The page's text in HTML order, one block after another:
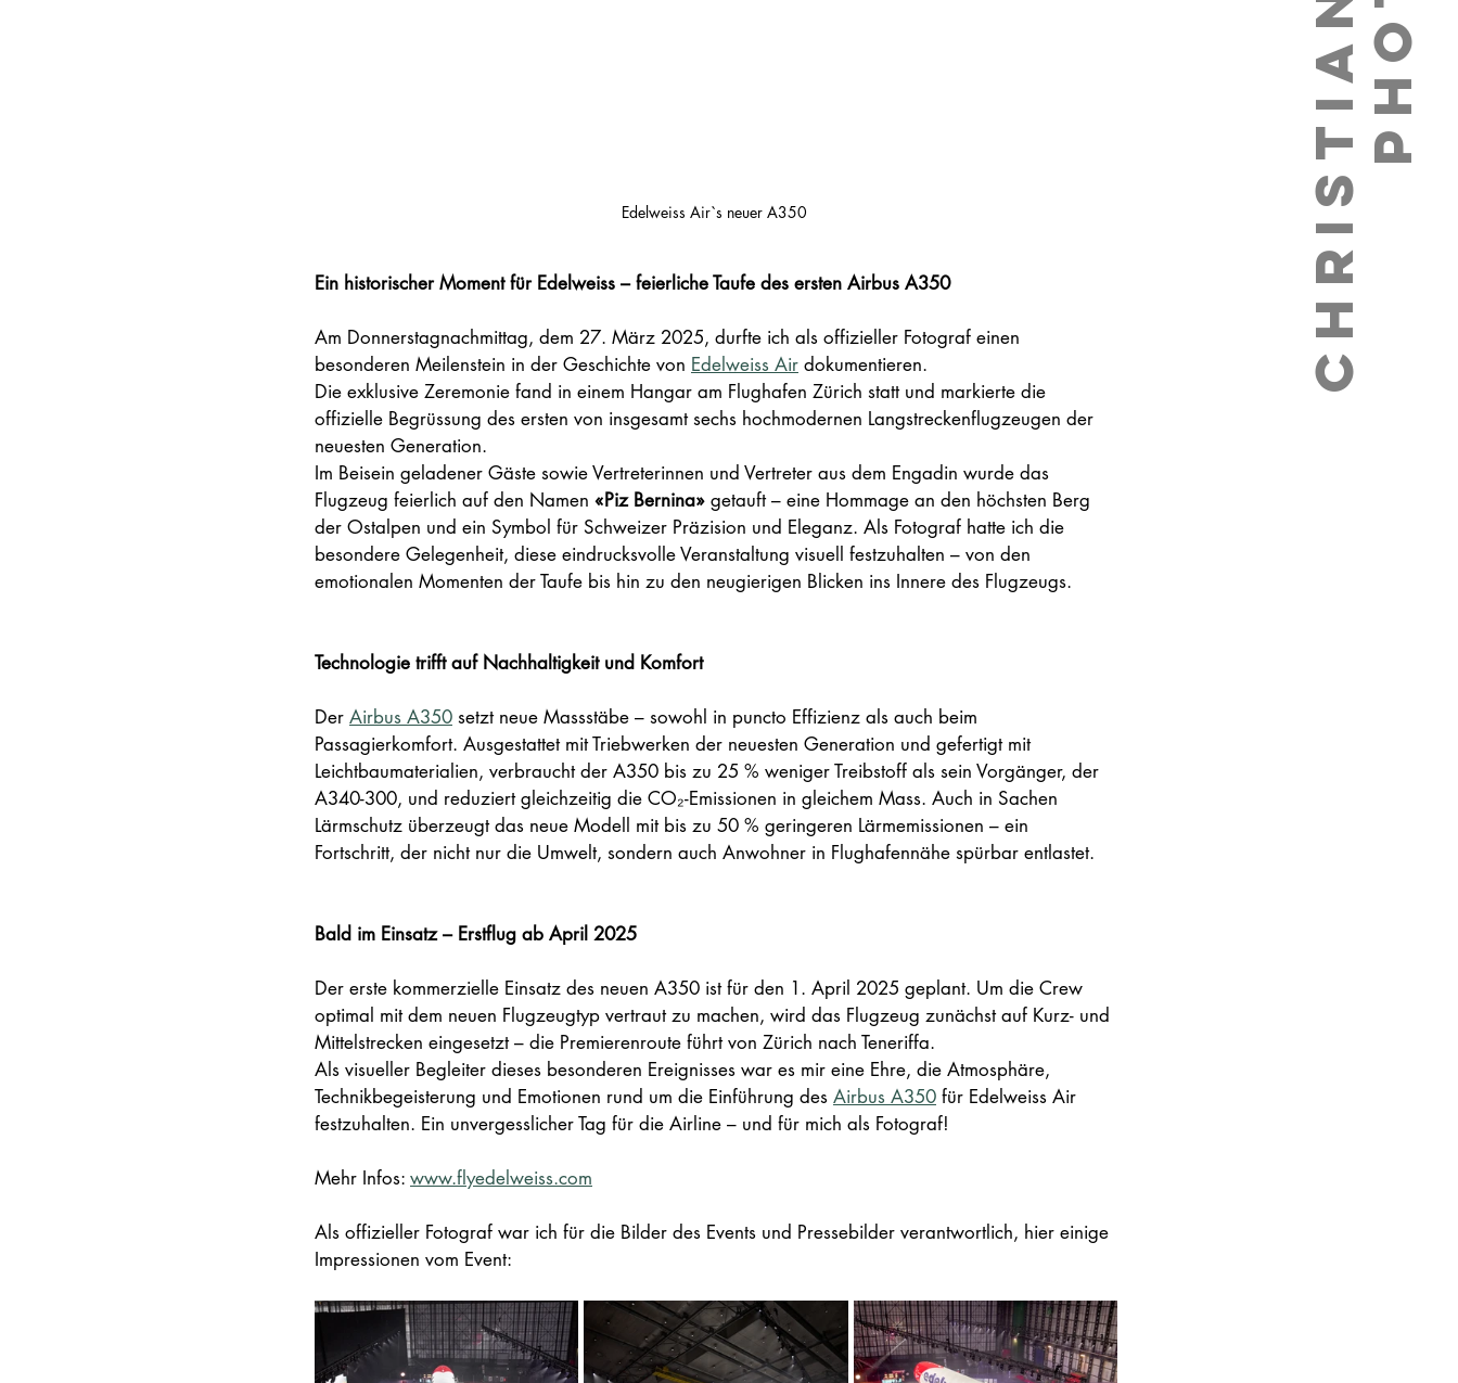
Edelweiss Air`s neuer A350
Ein historischer Moment für Edelweiss – feierliche Taufe des ersten Airbus A350
Am Donnerstagnachmittag, dem 27. März 2025, durfte ich als offizieller Fotograf einen
besonderen Meilenstein in der Geschichte von Edelweiss Air dokumentieren.
Die exklusive Zeremonie fand in einem Hangar am Flughafen Zürich statt und markierte die
offizielle Begrüssung des ersten von insgesamt sechs hochmodernen Langstreckenflugzeugen der
neuesten Generation.
Im Beisein geladener Gäste sowie Vertreterinnen und Vertreter aus dem Engadin wurde das
Flugzeug feierlich auf den Namen «Piz Bernina» getauft – eine Hommage an den höchsten Berg
der Ostalpen und ein Symbol für Schweizer Präzision und Eleganz. Als Fotograf hatte ich die
besondere Gelegenheit, diese eindrucksvolle Veranstaltung visuell festzuhalten – von den
emotionalen Momenten der Taufe bis hin zu den neugierigen Blicken ins Innere des Flugzeugs.
Technologie trifft auf Nachhaltigkeit und Komfort
Der Airbus A350 setzt neue Massstäbe – sowohl in puncto Effizienz als auch beim
Passagierkomfort. Ausgestattet mit Triebwerken der neuesten Generation und gefertigt mit
Leichtbaumaterialien, verbraucht der A350 bis zu 25 % weniger Treibstoff als sein Vorgänger, der
A340-300, und reduziert gleichzeitig die CO₂-Emissionen in gleichem Mass. Auch in Sachen
Lärmschutz überzeugt das neue Modell mit bis zu 50 % geringeren Lärmemissionen – ein
Fortschritt, der nicht nur die Umwelt, sondern auch Anwohner in Flughafennähe spürbar entlastet.
Bald im Einsatz – Erstflug ab April 2025
Der erste kommerzielle Einsatz des neuen A350 ist für den 1. April 2025 geplant. Um die Crew
optimal mit dem neuen Flugzeugtyp vertraut zu machen, wird das Flugzeug zunächst auf Kurz- und
Mittelstrecken eingesetzt – die Premierenroute führt von Zürich nach Teneriffa.
Als visueller Begleiter dieses besonderen Ereignisses war es mir eine Ehre, die Atmosphäre,
Technikbegeisterung und Emotionen rund um die Einführung des Airbus A350 für Edelweiss Air
festzuhalten. Ein unvergesslicher Tag für die Airline – und für mich als Fotograf!
Mehr Infos: www.flyedelweiss.com
Als offizieller Fotograf war ich für die Bilder des Events und Pressebilder verantwortlich, hier einige
Impressionen vom Event: